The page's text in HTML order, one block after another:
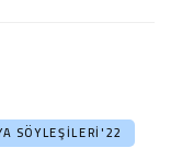
SÖYLEŞILERI'22